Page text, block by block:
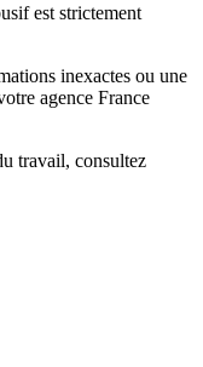
est strictement
inexactes ou une
agence France
travail, consultez